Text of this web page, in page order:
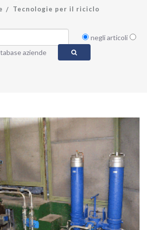
Tecnologie per il riciclo
negli articoli
aziende